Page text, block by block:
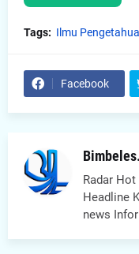
Tags: Ilmu
Facebook
Radar
Headline
news